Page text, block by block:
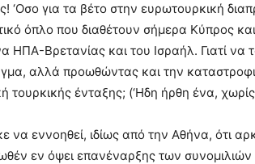
‘Οσο για τα βέτο στην ευρωτουρκική
όπλο που διαθέτουν σήμερα Κύπρος
ΗΠΑ-Βρετανίας και του Ισραήλ. Γιατί να
αλλά προωθώντας και την
τουρκικής ένταξης; (‘Ηδη ήρθη ένα,
να εννοηθεί, ιδίως από την Αθήνα, ότι
εν όψει επανέναρξης των